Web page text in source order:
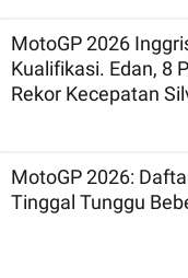
MotoGP 2026
Kualifikasi. Edan, 8
Rekor Kecepatan
MotoGP 2026:
Tinggal Tunggu